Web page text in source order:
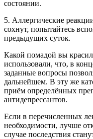
состоянии.
5. Аллергические
сохнут, попытайтесь
предыдущих суток.
Какой помадой вы
использовали, что, в
заданные вопросы
дальнейшем. В эту же
приём определённых
антидепрессантов.
Если в перечисленных
необходимости, лучше
случае последствия